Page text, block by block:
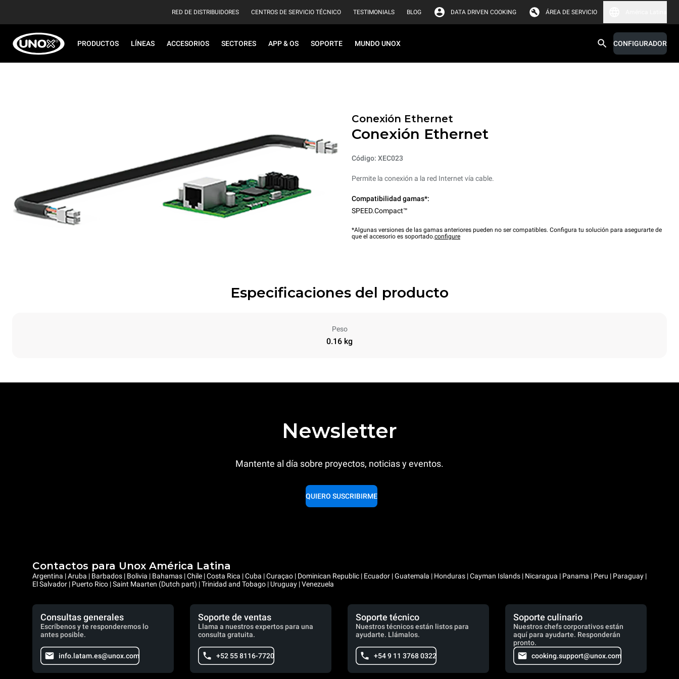
RED DE DISTRIBUIDORES CENTROS DE SERVICIO TÉCNICO TESTIMONIALS BLOG DATA DRIVEN COOKING ÁREA DE SERVICIO
PRODUCTOS LÍNEAS ACCESORIOS SECTORES APP & OS SOPORTE MUNDO UNOX CONFIGURADOR
Conexión Ethernet
Conexión Ethernet
Código: XEC023
Permite la conexión a la red Internet vía cable.
Compatibilidad gamas*:
SPEED.Compact™
*Algunas versiones de las gamas anteriores pueden no ser compatibles. Configura tu solución para asegurarte de
que el accesorio es soportado.configure
Especificaciones del producto
Peso
0.16 kg
Newsletter
Mantente al día sobre proyectos, noticias y eventos.
QUIERO SUSCRIBIRME
Contactos para Unox América Latina
Argentina | Aruba | Barbados | Bolivia | Bahamas | Chile | Costa Rica | Cuba | Curaçao | Dominican Republic | Ecuador | Guatemala | Honduras | Cayman Islands | Nicaragua | Panama | Peru | Paraguay |
El Salvador | Puerto Rico | Saint Maarten (Dutch part) | Trinidad and Tobago | Uruguay | Venezuela
Consultas generales
Escríbenos y te responderemos lo
antes posible.
info.latam.es@unox.com
Soporte de ventas
Llama a nuestros expertos para una
consulta gratuita.
+52 55 8116-7720
Soporte técnico
Nuestros técnicos están listos para
ayudarte. Llámalos.
+54 9 11 3768 0322
Soporte culinario
Nuestros chefs corporativos están
aquí para ayudarte. Responderán
pronto.
cooking.support@unox.com